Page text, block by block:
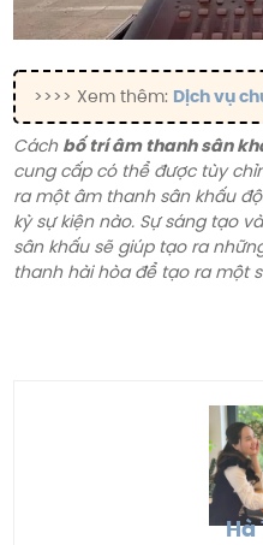
>>>> Xem thêm: Dịch vụ
Cách bố trí âm thanh sân
cung cấp có thể được tùy
ra một âm thanh sân khấu
kỳ sự kiện nào. Sự sáng tạo
sân khấu sẽ giúp tạo ra
thanh hài hòa để tạo ra một
Hà